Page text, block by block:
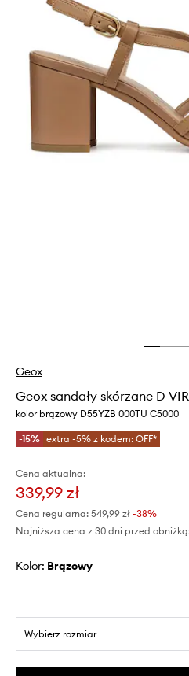
Geox
Geox sandały skórzane D
kolor brązowy D55YZB 000TU C5000
-15% extra -5% z kodem: OFF*
Cena aktualna:
339,99 zł
Cena regularna: 549,99 zł -38%
Najniższa cena z 30 dni przed
Kolor: brązowy
Wybierz rozmiar